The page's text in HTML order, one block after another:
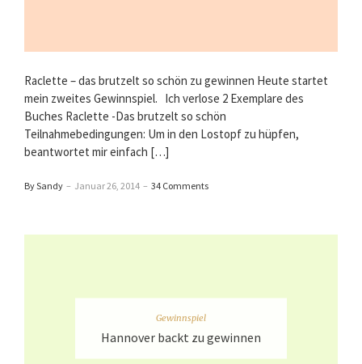
Raclette – das brutzelt so schön zu gewinnen Heute startet
mein zweites Gewinnspiel. Ich verlose 2 Exemplare des
Buches Raclette -Das brutzelt so schön
Teilnahmebedingungen: Um in den Lostopf zu hüpfen,
beantwortet mir einfach […]
By Sandy – Januar 26, 2014 – 34 Comments
Gewinnspiel
Hannover backt zu gewinnen